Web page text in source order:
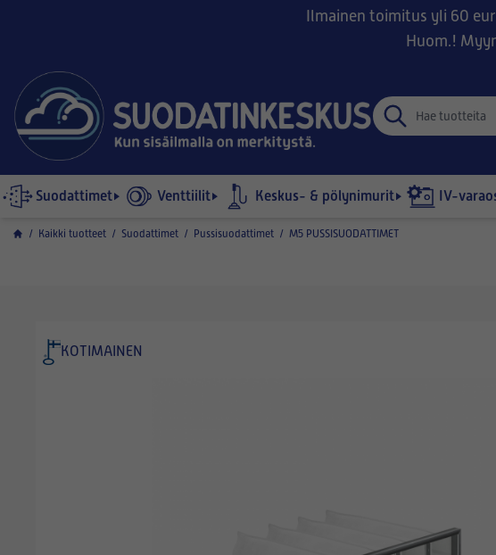
Ilmainen toimitus yli 60
Huom.!
Suodattimet Venttiilit Keskus- & pölynimurit IV-
/ Kaikki tuotteet / Suodattimet / Pussisuodattimet / M5 PUSSISUODATTIMET
KOTIMAINEN